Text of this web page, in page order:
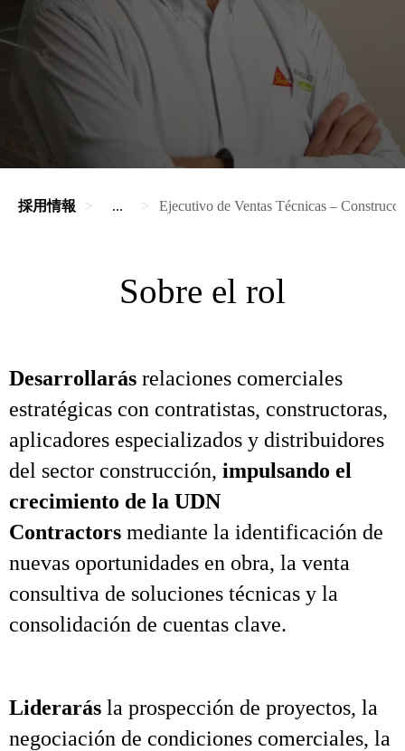
採用情報 ... Ejecutivo de Ventas Técnicas –
Sobre el rol
Desarrollarás relaciones comerciales
estratégicas con contratistas, constructoras,
aplicadores especializados y distribuidores
del sector construcción, impulsando el
crecimiento de la UDN
Contractors mediante la identificación de
nuevas oportunidades en obra, la venta
consultiva de soluciones técnicas y la
consolidación de cuentas clave.
Liderarás la prospección de proyectos, la
negociación de condiciones comerciales, la